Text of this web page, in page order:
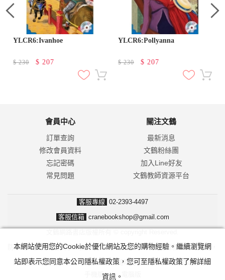
YLCR6:Ivanhoe
$230 $ 207
YLCR6:Pollyanna
$230 $ 207
會員中心
訂單查詢
修改會員資料
忘記密碼
常見問題
關注文鶴
最新消息
文鶴粉絲團
加入Line好友
文鶴教師資源平台
客服專線 02-2393-4497
客服信箱 cranebookshop@gmail.com
防詐騙！我們不會要求並指示您至ATM操作。ATM只有匯款及轉帳功能，
無法解除分期付款或訂單錯誤問題。隨時可撥打165反詐騙諮詢專線。
手機版 |
本網站使用您的Cookie於優化網站及您的購物經驗。繼續瀏覽網
站即表示您同意本公司隱私權政策，您可至隱私權政策了解詳細
資訊。